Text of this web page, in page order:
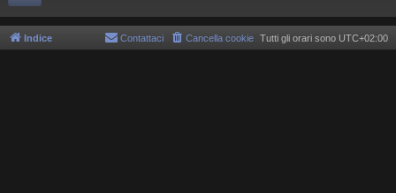
Indice Tutti gli orari sono UTC+02:00
Cancella cookie
Contattaci